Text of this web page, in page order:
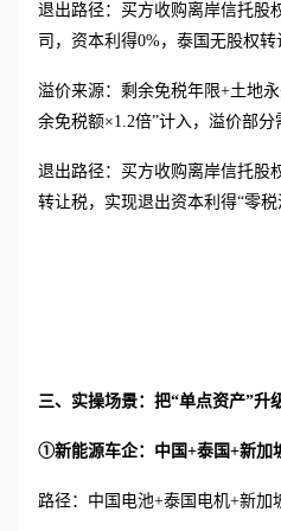
退出路径：买方收购离岸信托股
司，资本利得0%，泰国无股权转
溢价来源：剩余免税年限+土地
余免税额×1.2倍”计入，溢价部分
退出路径：买方收购离岸信托股
转让税，实现退出资本利得“零税
三、实操场景：把“单点资产”升
①新能源车企：中国+泰国+新加
路径：中国电池+泰国电机+新加